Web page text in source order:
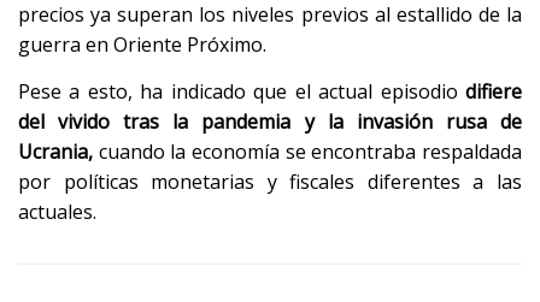
precios ya superan los niveles previos al estallido de la
guerra en Oriente Próximo.
Pese a esto, ha indicado que el actual episodio difiere
del vivido tras la pandemia y la invasión rusa de
Ucrania, cuando la economía se encontraba respaldada
por políticas monetarias y fiscales diferentes a las
actuales.